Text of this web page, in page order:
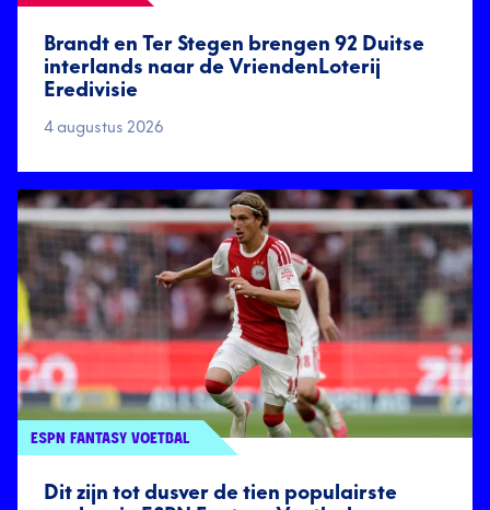
Brandt en Ter Stegen brengen 92 Duitse
interlands naar de VriendenLoterij
Eredivisie
4 augustus 2026
Dit zijn tot dusver de tien populairste
ESPN FANTASY VOETBAL